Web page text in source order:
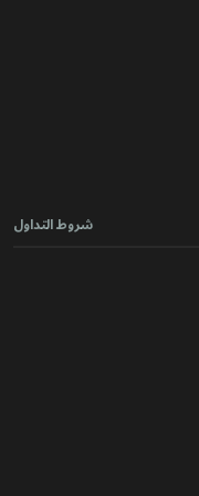
شروط التداول